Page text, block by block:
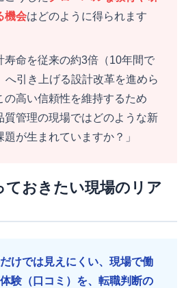
機会はどのように得られます
寿命を従来の約3倍（10年間で
へ引き上げる設計改革を進めら
の高い信頼性を維持するため
質管理の現場ではどのような新
が生まれていますか？」
ておきたい現場のリア
けでは見えにくい、現場で働
験（口コミ）を、転職判断の